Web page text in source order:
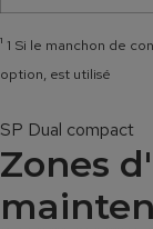
¹ 1 Si le manchon de
option, est utilisé
SP Dual compact
Zones